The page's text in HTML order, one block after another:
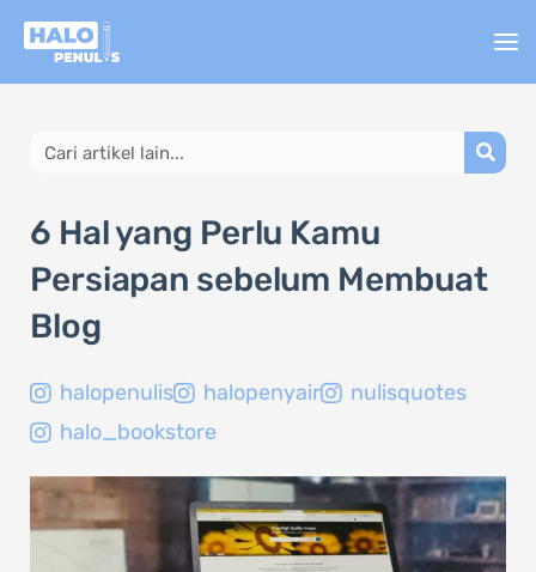
Lewati
Search
6 Hal yang Perlu Kamu
Persiapan sebelum Membuat
Blog
halopenulis halopenyair
nulisquotes
halo_bookstore